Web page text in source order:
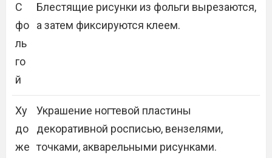
С
фо
ль
го
й
Блестящие рисунки из фольги вырезаются,
а затем фиксируются клеем.
Ху
до
же
Украшение ногтевой пластины
декоративной росписью, вензелями,
точками, акварельными рисунками.